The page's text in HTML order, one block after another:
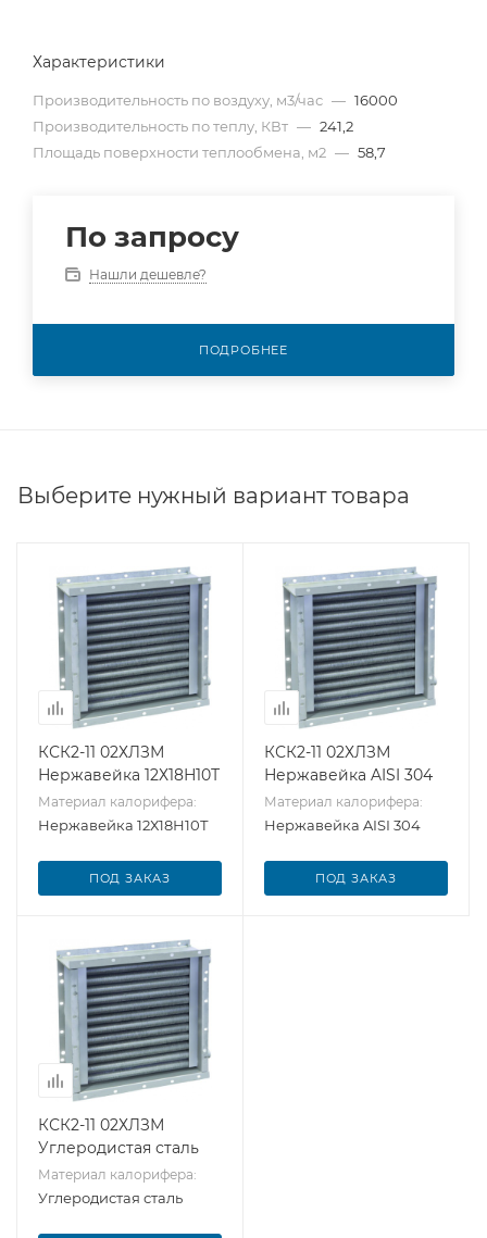
Характеристики
Производительность по воздуху, м3/час — 16000
Производительность по теплу, КВт — 241,2
Площадь поверхности теплообмена, м2 — 58,7
По запросу
Нашли дешевле?
ПОДРОБНЕЕ
Выберите нужный вариант товара
КСК2-11 02ХЛЗМ
Нержавейка 12Х18Н10Т
Материал калорифера:
Нержавейка 12Х18Н10Т
ПОД ЗАКАЗ
КСК2-11 02ХЛЗМ
Нержавейка AISI 304
Материал калорифера:
Нержавейка AISI 304
ПОД ЗАКАЗ
КСК2-11 02ХЛЗМ
Углеродистая сталь
Материал калорифера:
Углеродистая сталь